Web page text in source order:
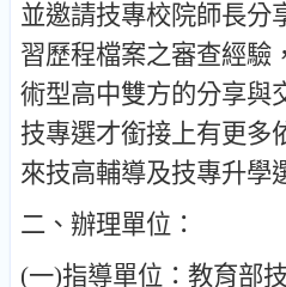
並邀請技專校院師長分
習歷程檔案之審查經驗 ，
術型高中雙方的分享與
技專選才銜接上有更多
來技高輔導及技專升學
二 、 辦理單位 ：
(一)指導單位 ： 教育部